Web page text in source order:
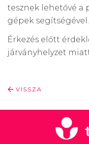
tesznek lehetővé a
gépek segítségével.
Érkezés előtt
járványhelyzet
VISSZA